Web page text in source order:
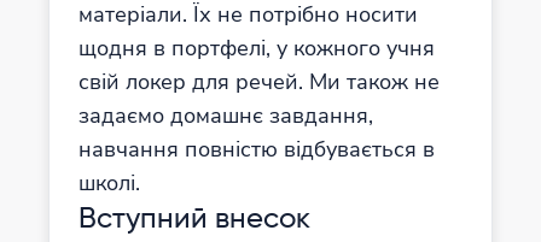
матеріали. Їх не потрібно носити
щодня в портфелі, у кожного учня
свій локер для речей. Ми також не
задаємо домашнє завдання,
навчання повністю відбувається в
школі.
Вступний внесок